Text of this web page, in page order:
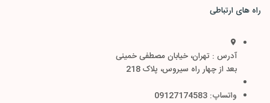
راه های ارتباطی
آدرس : تهران، خیابان مصطفی خمینی
بعد از چهار راه سیروس، پلاک 218
واتساپ: 09127174583